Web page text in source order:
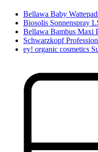
Bellawa Baby
Biosolis Sonnenspray
Bellawa Bambus Maxi
Schwarzkopf
ey! organic cosmetics